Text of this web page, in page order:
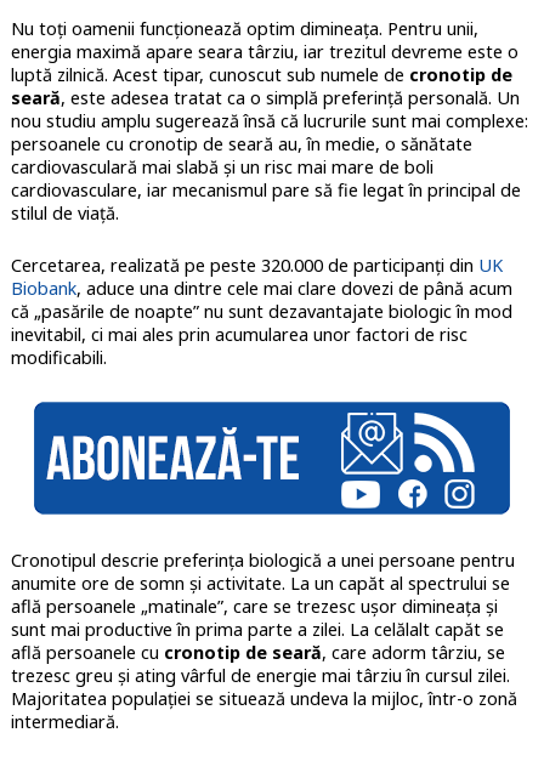
Nu toți oamenii funcționează optim dimineața. Pentru unii,
energia maximă apare seara târziu, iar trezitul devreme este o
luptă zilnică. Acest tipar, cunoscut sub numele de cronotip de
seară, este adesea tratat ca o simplă preferință personală. Un
nou studiu amplu sugerează însă că lucrurile sunt mai complexe:
persoanele cu cronotip de seară au, în medie, o sănătate
cardiovasculară mai slabă și un risc mai mare de boli
cardiovasculare, iar mecanismul pare să fie legat în principal de
stilul de viață.
Cercetarea, realizată pe peste 320.000 de participanți din UK
Biobank, aduce una dintre cele mai clare dovezi de până acum
că „pasările de noapte” nu sunt dezavantajate biologic în mod
inevitabil, ci mai ales prin acumularea unor factori de risc
modificabili.
Cronotipul descrie preferința biologică a unei persoane pentru
anumite ore de somn și activitate. La un capăt al spectrului se
află persoanele „matinale”, care se trezesc ușor dimineața și
sunt mai productive în prima parte a zilei. La celălalt capăt se
află persoanele cu cronotip de seară, care adorm târziu, se
trezesc greu și ating vârful de energie mai târziu în cursul zilei.
Majoritatea populației se situează undeva la mijloc, într-o zonă
intermediară.